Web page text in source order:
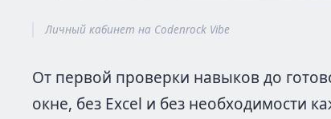
Личный кабинет на Codenrock Vibe
От первой проверки навыков до
окне, без Excel и без необходимости